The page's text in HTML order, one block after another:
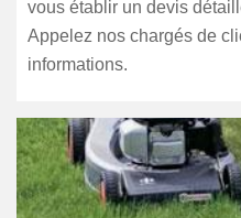
vous établir un devis
Appelez nos chargés de
informations.